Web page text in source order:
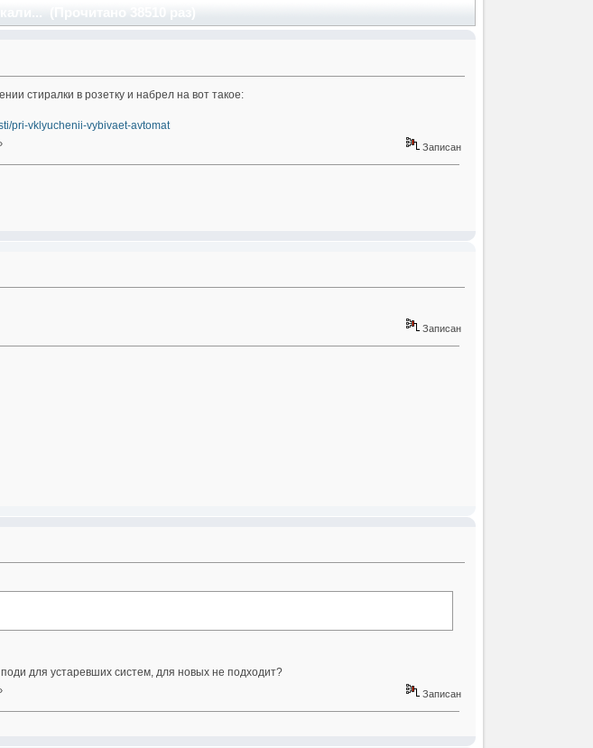
стиралки в розетку и набрел на вот такое:
pri-vklyuchenii-vybivaet-avtomat
Записан
Записан
для устаревших систем, для новых не подходит?
Записан